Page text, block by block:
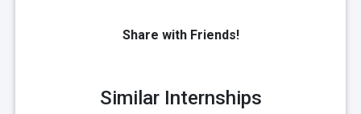
Share with Friends!
Similar Internships